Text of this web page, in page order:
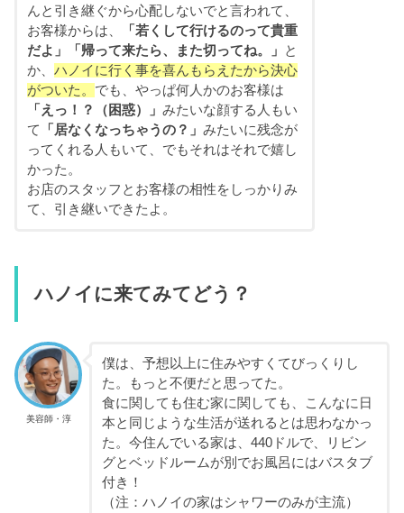
んと引き継ぐから心配しないでと言われて、
お客様からは、
「若くして行けるのって貴重
だよ」「帰って来たら、また切ってね。」
と
か、 ハノイに行く事を喜んもらえたから決心
がついた。 でも、やっぱ何人かのお客様は
「えっ！？（困惑）」 みたいな顔する人もい
て
「居なくなっちゃうの？」 みたいに残念が
ってくれる人もいて、でもそれはそれで嬉し
かった。
お店のスタッフとお客様の相性をしっかりみ
て、引き継いできたよ。
ハノイに来てみてどう？
美容師・淳
僕は、予想以上に住みやすくてびっくりし
た。もっと不便だと思ってた。
食に関しても住む家に関しても、こんなに日
本と同じような生活が送れるとは思わなかっ
た。今住んでいる家は、440ドルで、リビン
グとベッドルームが別でお風呂にはバスタブ
付き！
（注：ハノイの家はシャワーのみが主流）